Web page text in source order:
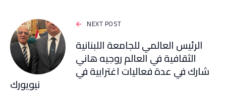
NEXT POST
الرئيس العالمي للجامعة اللبنانية
الثقافية في العالم روجيه هاني
شارك في عدة فعاليات اغترابية في
نيويورك